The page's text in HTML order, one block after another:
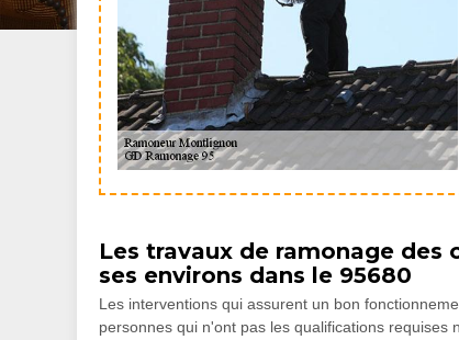
Les travaux de ramonage
ses environs dans le 95680
Les interventions qui assurent un bon
personnes qui n'ont pas les qualifications